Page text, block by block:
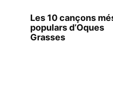
Les 10 cançons
populars d’Oques
Grasses